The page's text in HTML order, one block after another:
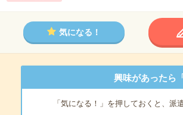
気になる！
興味があったら
「気になる！」を押しておくと、派